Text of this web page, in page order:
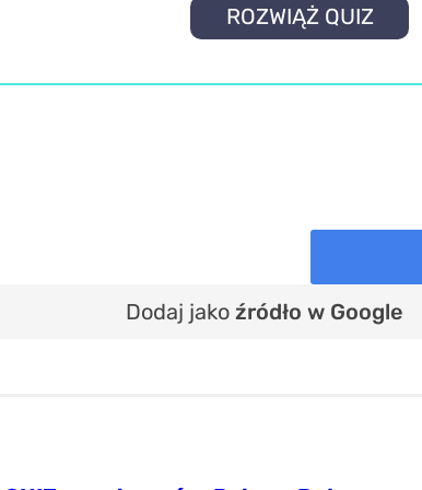
ROZWIĄŻ QUIZ
Dodaj jako źródło w Google